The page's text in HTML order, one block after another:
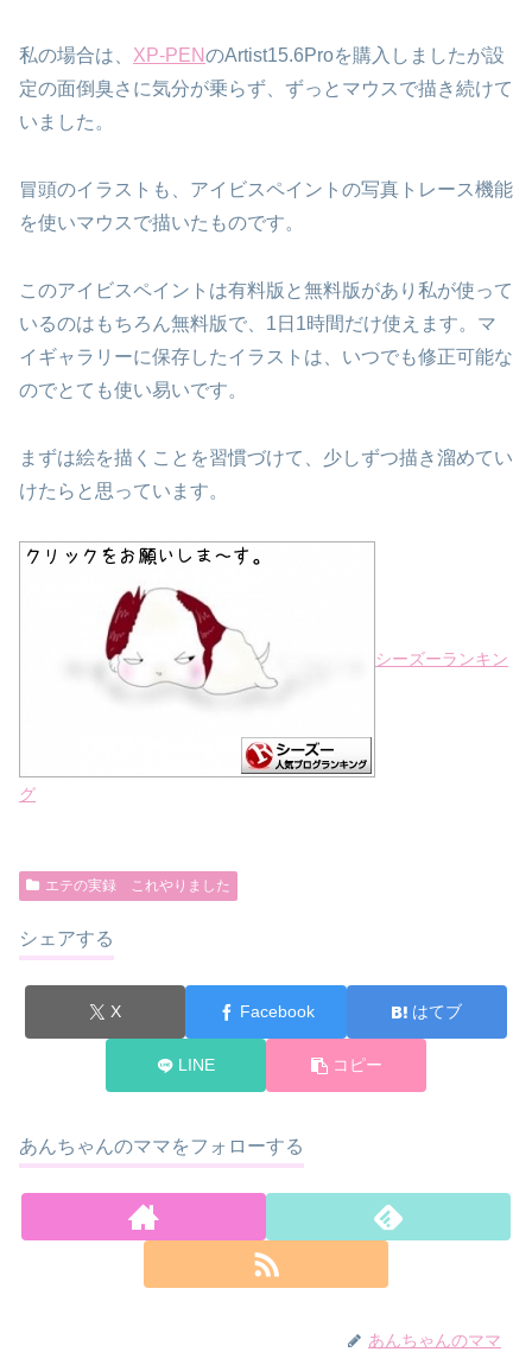
私の場合は、 XP-PENのArtist15.6Proを購入しましたが設
定の面倒臭さに気分が乗らず、ずっとマウスで描き続けて
いました。
冒頭のイラストも、アイビスペイントの写真トレース機能
を使いマウスで描いたものです。
このアイビスペイントは有料版と無料版があり 私が使って
いるのはもちろん無料版で、1日1時間だけ使えます。 マ
イギャラリーに保存したイラストは、いつでも修正可能な
のでとても使い易いです。
まずは絵を描くことを習慣づけて、少しずつ描き溜めてい
けたらと 思っています。
シーズーランキン
グ
エテの実録 これやりました
シェアする
X Facebook はてブ
LINE コピー
あんちゃんのママをフォローする
あんちゃんのママ